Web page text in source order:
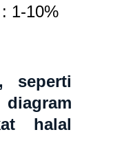
1-10%
seperti
halal